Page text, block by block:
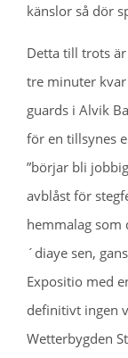
känslor så dör
Detta till trots
tre minuter kvar
guards i Alvik
för en tillsynes
”börjar bli
avblåst för
hemmalag som
´diaye sen,
Expositio med
definitivt ingen
Wetterbygden